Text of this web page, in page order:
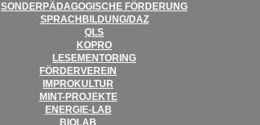
SON­DER­PÄD­AGO­GI­SCHE FÖRDERUNG
SPRACHBILDUNG/​​DAZ
QLS
KOPRO
LESE­MEN­TO­RING
FÖR­DER­VER­EIN
IMPRO­KUL­TUR
MINT-PRO­­JEKTE
ENER­­GIE-LAB
BIO­LAB